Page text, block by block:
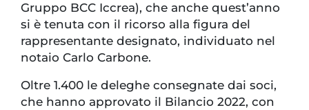
Gruppo BCC Iccrea), che anche quest’anno
si è tenuta con il ricorso alla figura del
rappresentante designato, individuato nel
notaio Carlo Carbone.
Oltre 1.400 le deleghe consegnate dai soci,
che hanno approvato il Bilancio 2022, con